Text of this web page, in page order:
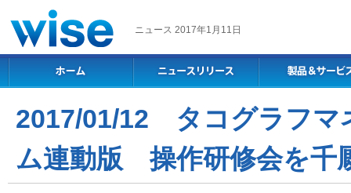
ニュース 2017年1月11日
2017/01/12 タコグラフマ
ム連動版 操作研修会を​千